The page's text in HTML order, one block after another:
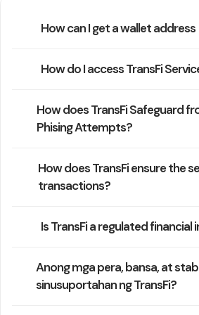
How can I get a wallet address
How do I access TransFi
How does TransFi Safeguard
Phising Attempts?
How does TransFi ensure the
transactions?
Is TransFi a regulated
Anong mga pera, bansa, at
sinusuportahan ng TransFi?